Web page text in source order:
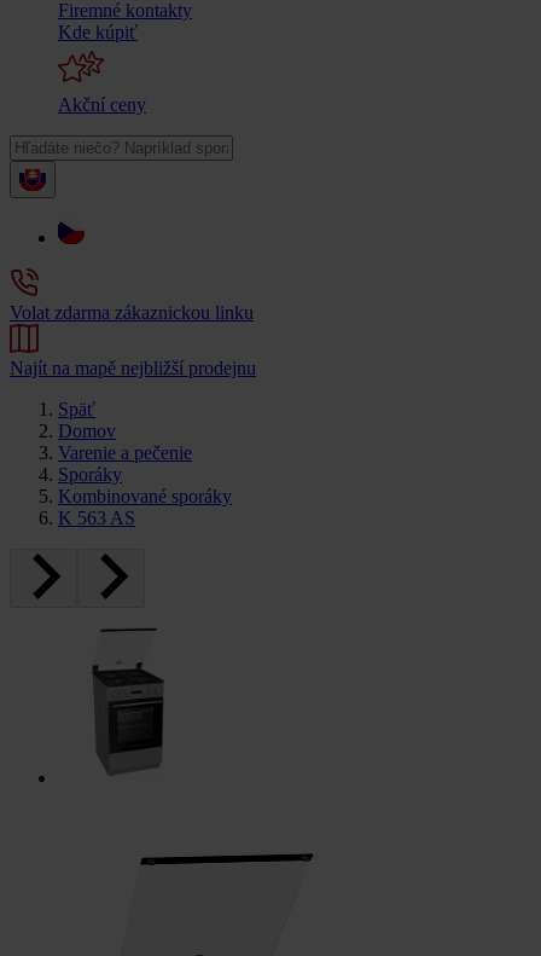
Firemné kontakty
Kde kúpiť
Akční ceny
Volat zdarma zákaznickou linku
Najít na mapě nejbližší prodejnu
Späť
Domov
Varenie a pečenie
Sporáky
Kombinované sporáky
K 563 AS